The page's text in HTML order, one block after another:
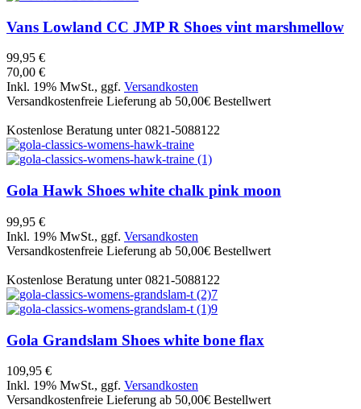
Vans Lowland CC JMP R Shoes vint marshmellow
99,95 €
70,00 €
Inkl. 19% MwSt., ggf. Versandkosten
Versandkostenfreie Lieferung ab 50,00€ Bestellwert
Kostenlose Beratung unter 0821-5088122
Gola Hawk Shoes white chalk pink moon
99,95 €
Inkl. 19% MwSt., ggf. Versandkosten
Versandkostenfreie Lieferung ab 50,00€ Bestellwert
Kostenlose Beratung unter 0821-5088122
Gola Grandslam Shoes white bone flax
109,95 €
Inkl. 19% MwSt., ggf. Versandkosten
Versandkostenfreie Lieferung ab 50,00€ Bestellwert